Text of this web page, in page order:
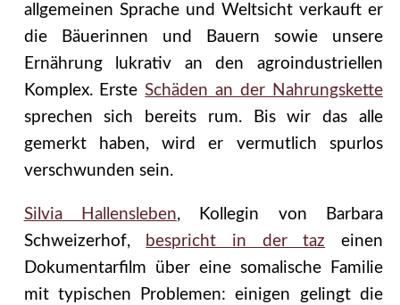
allgemeinen Sprache und Weltsicht verkauft er
die Bäuerinnen und Bauern sowie unsere
Ernährung lukrativ an den agroindustriellen
Komplex. ErsteSchäden an der Nahrungskette
sprechen sich bereits rum. Bis wir das alle
gemerkt haben, wird er vermutlich spurlos
verschwunden sein.
Silvia Hallensleben, Kollegin von Barbara
Schweizerhof,
bespricht in der taz einen
Dokumentarfilm über eine somalische Familie
mit typischen Problemen: einigen gelingt die